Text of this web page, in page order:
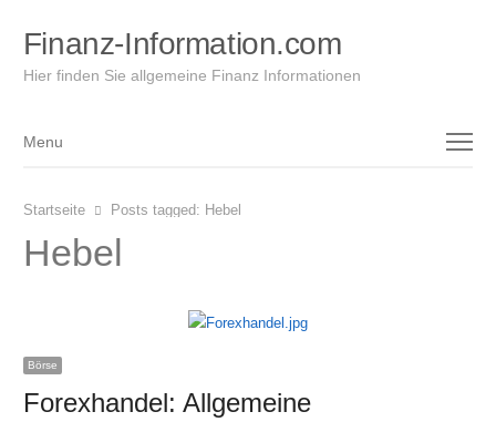
Finanz-Information.com
Hier finden Sie allgemeine Finanz Informationen
Menu
Menu
Startseite Posts tagged: Hebel
Hebel
Börse
Forexhandel: Allgemeine